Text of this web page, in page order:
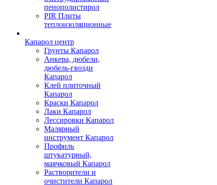
пенополистирол
PIR Плиты
теплоизоляционные
Капарол центр
Грунты Капарол
Анкера, дюбели,
дюбель-гвозди
Капарол
Клей плиточный
Капарол
Краски Капарол
Лаки Капарол
Лессировки Капарол
Малярный
инструмент Капарол
Профиль
штукатурный,
маячковый Капарол
Растворители и
очистители Капарол